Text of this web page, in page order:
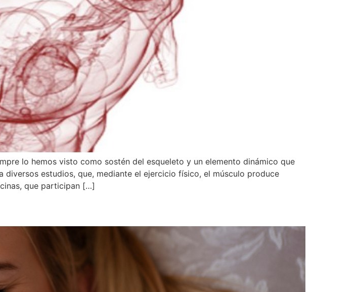
lo hemos visto como sostén del esqueleto y un elemento dinámico que
estudios, que, mediante el ejercicio físico, el músculo produce
que participan […]